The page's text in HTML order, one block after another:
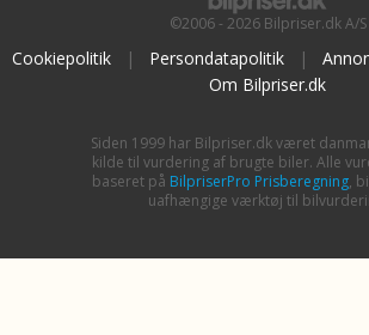
©2006 - 2026 Bilpriser.dk A/S
Cookiepolitik | Persondatapolitik |
Om Bilpriser.dk
Siden 1999 har Bilpriser.dk været
kilde til vurdering af brugte biler. Alle
baseret på BilpriserPro Prisberegning,
uafhængige værktøj til